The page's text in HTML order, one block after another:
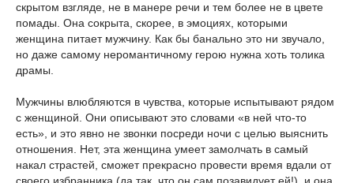
скрытом взгляде, не в манере речи и тем более не в цвете
помады. Она сокрыта, скорее, в эмоциях, которыми
женщина питает мужчину. Как бы банально это ни звучало,
но даже самому неромантичному герою нужна хоть толика
драмы.
Мужчины влюбляются в чувства, которые испытывают рядом
с женщиной. Они описывают это словами «в ней что-то
есть», и это явно не звонки посреди ночи с целью выяснить
отношения. Нет, эта женщина умеет замолчать в самый
накал страстей, сможет прекрасно провести время вдали от